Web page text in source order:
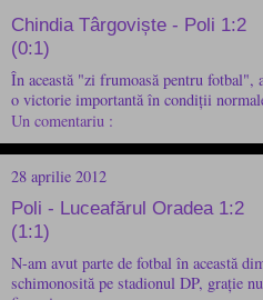
Chindia Târgoviște - Poli 1:2
(0:1)
În această "zi frumoasă pentru
o victorie importantă în condiții
Un comentariu :
28 aprilie 2012
Poli - Luceafărul Oradea 1:2
(1:1)
N-am avut parte de fotbal în această
schimonosită pe stadionul DP, grație